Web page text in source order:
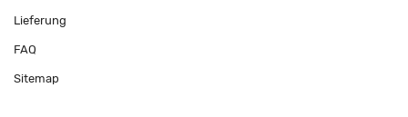
Lieferung
FAQ
Sitemap